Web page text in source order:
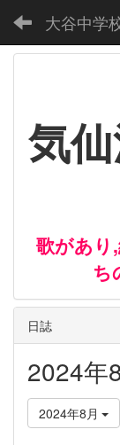
大谷中学
気
歌があり
ち
日誌
2024年
2024年8月